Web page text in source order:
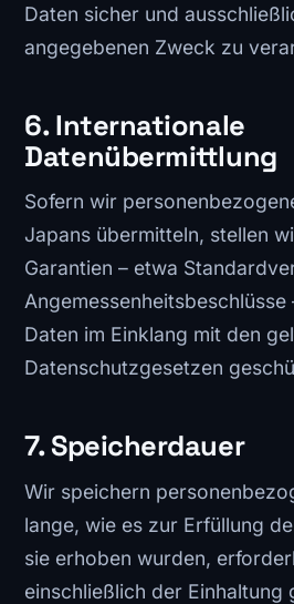
Daten sicher und
angegebenen Zweck zu
6. Internationale
Datenübermittlung
Sofern wir
Japans übermitteln, stellen
Garantien – etwa
Angemessenheitsbeschlüsse
Daten im Einklang mit den
Datenschutzgesetzen
7. Speicherdauer
Wir speichern
lange, wie es zur Erfüllung
sie erhoben wurden,
einschließlich der Einhaltung